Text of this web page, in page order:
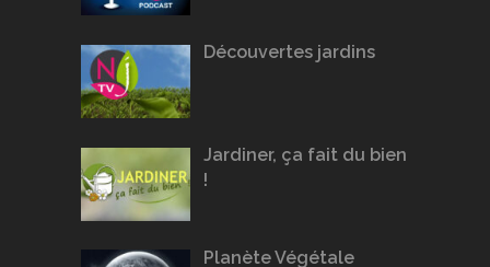
Découvertes jardins
Jardiner, ça fait du bien
!
Planète Végétale